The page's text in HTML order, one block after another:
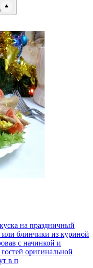
на праздничный
блинчики из куриной
с начинкой и
оригинальной
в п